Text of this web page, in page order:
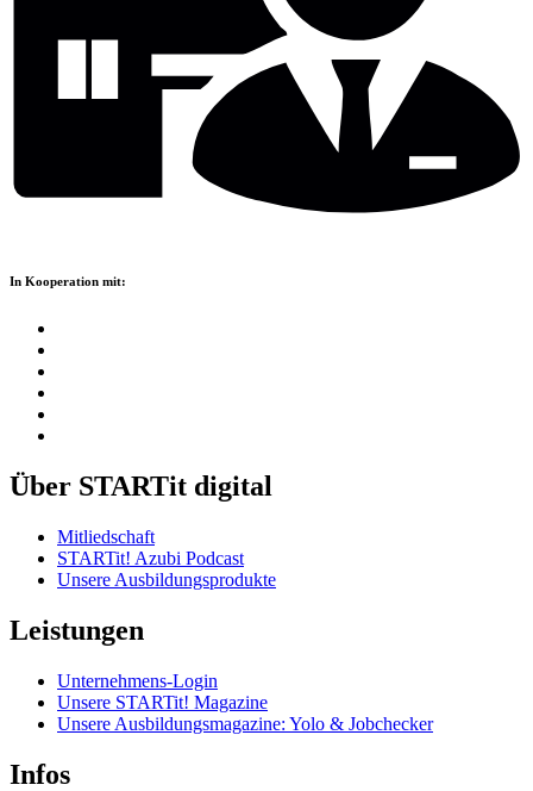
In Kooperation mit:
Über STARTit digital
Mitliedschaft
STARTit! Azubi Podcast
Unsere Ausbildungsprodukte
Leistungen
Unternehmens-Login
Unsere STARTit! Magazine
Unsere Ausbildungsmagazine: Yolo & Jobchecker
Infos